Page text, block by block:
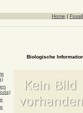
Home |
Biologische